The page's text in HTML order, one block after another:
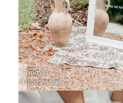
Thomas
Brousmiche